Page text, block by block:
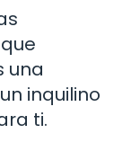
una
inquilino
ti.